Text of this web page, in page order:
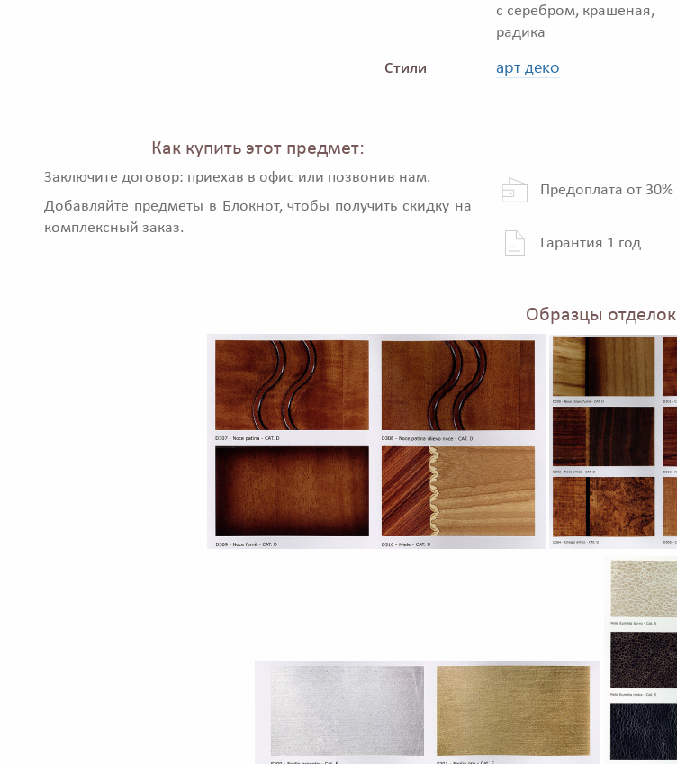
с серебром, крашеная,
радика
Стили арт деко
Как купить этот предмет:
Заключите договор: приехав в офис или позвонив нам.
Добавляйте предметы в Блокнот, чтобы получить скидку на
комплексный заказ.
Предоплата от 30%
Гарантия 1 год
Образцы отделок